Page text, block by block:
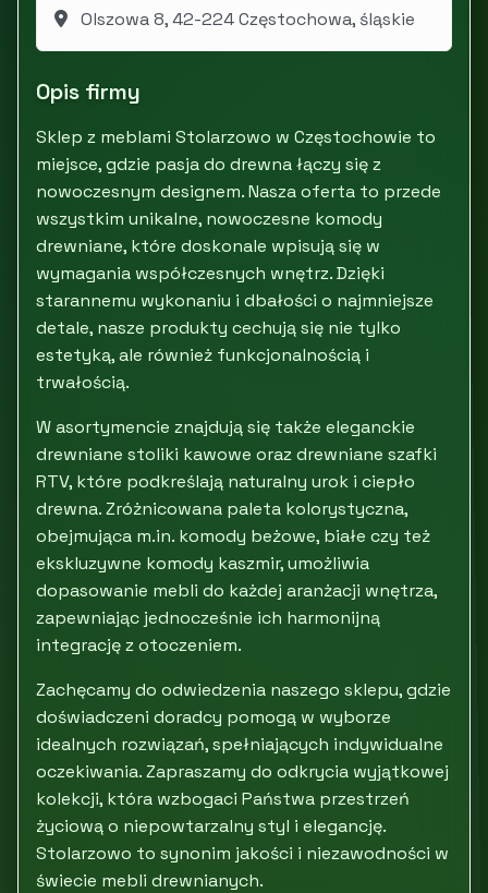
Olszowa 8, 42-224 Częstochowa, śląskie
Opis firmy
Sklep z meblami Stolarzowo w Częstochowie to
miejsce, gdzie pasja do drewna łączy się z
nowoczesnym designem. Nasza oferta to przede
wszystkim unikalne, nowoczesne komody
drewniane, które doskonale wpisują się w
wymagania współczesnych wnętrz. Dzięki
starannemu wykonaniu i dbałości o najmniejsze
detale, nasze produkty cechują się nie tylko
estetyką, ale również funkcjonalnością i
trwałością.
W asortymencie znajdują się także eleganckie
drewniane stoliki kawowe oraz drewniane szafki
RTV, które podkreślają naturalny urok i ciepło
drewna. Zróżnicowana paleta kolorystyczna,
obejmująca m.in. komody beżowe, białe czy też
ekskluzywne komody kaszmir, umożliwia
dopasowanie mebli do każdej aranżacji wnętrza,
zapewniając jednocześnie ich harmonijną
integrację z otoczeniem.
Zachęcamy do odwiedzenia naszego sklepu, gdzie
doświadczeni doradcy pomogą w wyborze
idealnych rozwiązań, spełniających indywidualne
oczekiwania. Zapraszamy do odkrycia wyjątkowej
kolekcji, która wzbogaci Państwa przestrzeń
życiową o niepowtarzalny styl i elegancję.
Stolarzowo to synonim jakości i niezawodności w
świecie mebli drewnianych.